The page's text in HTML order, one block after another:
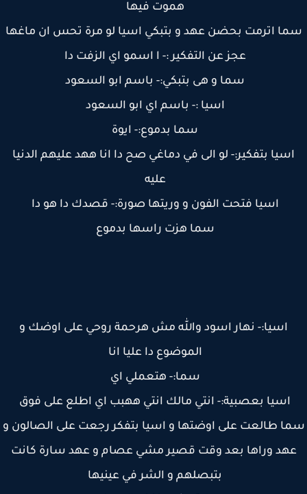
هموت فيها
اترمت بحضن عهد و بتبكي اسيا لو مرة تحس ان ماغها
عجز عن التفكير :- ا اسمو اي الزفت دا
سما و هى بتبكي:- باسم ابو السعود
اسيا :- باسم اي ابو السعود
سما بدموع:- ايوة
اسيا بتفكير:- لو الى في دماغي صح دا انا ههد عليهم الدنيا
عليه
اسيا فتحت الفون و وريتها صورة:- قصدك دا هو دا
سما هزت راسها بدموع
اسيا:- نهار اسود والله مش هرحمة روحي على اوضك و
الموضوع دا عليا انا
سما:- هتعملي اي
اسيا بعصبية:- انتي مالك انتي ههبب اي اطلع على فوق
طالعت على اوضتها و اسيا بتفكر رجعت على الصالون و
وراها بعد وقت قصير مشي عصام و عهد سارة كانت
بتبصلهم و الشر في عينيها